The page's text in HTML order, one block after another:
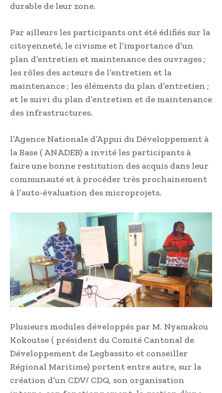
durable de leur zone.
Par ailleurs les participants ont été édifiés sur la
citoyenneté, le civisme et l’importance d’un
plan d’entretien et maintenance des ouvrages ;
les rôles des acteurs de l’entretien et la
maintenance ; les éléments du plan d’entretien ;
et le suivi du plan d’entretien et de maintenance
des infrastructures.
l’Agence Nationale d’Appui du Développement à
la Base ( ANADEB) a invité les participants à
faire une bonne restitution des acquis dans leur
communauté et à procéder très prochainement
à l’auto-évaluation des microprojets.
Plusieurs modules développés par M. Nyamakou
Kokoutse ( président du Comité Cantonal de
Développement de Legbassito et conseiller
Régional Maritime) portent entre autre, sur la
création d’un CDV/ CDQ, son organisation